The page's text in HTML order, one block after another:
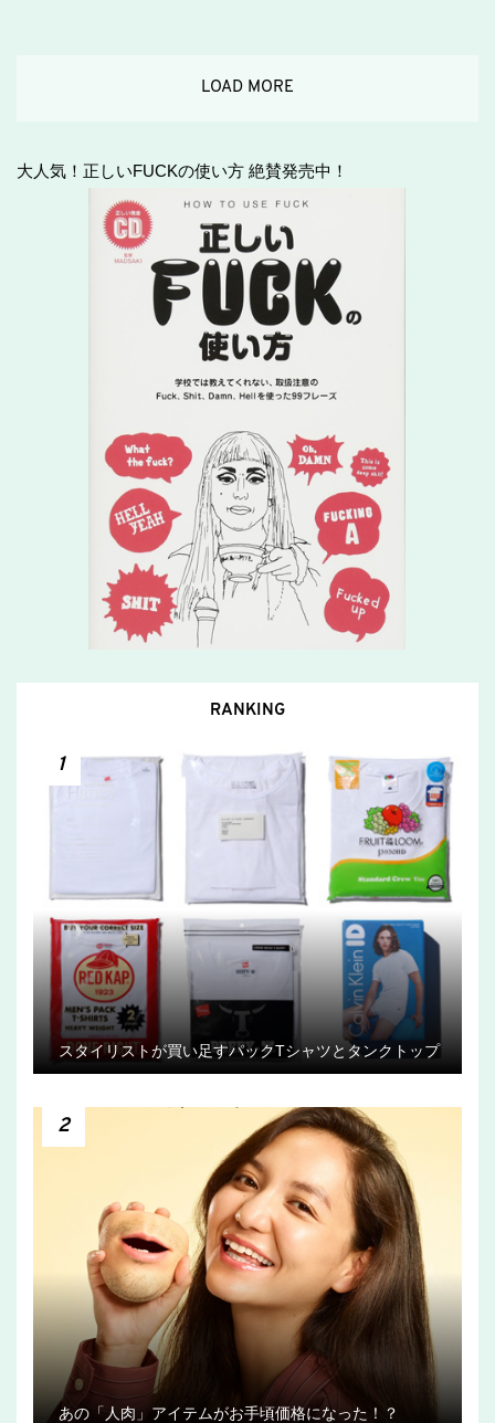
LOAD MORE
大人気！正しいFUCKの使い方 絶賛発売中！
RANKING
1
スタイリストが買い足すパックTシャツとタンクトップ
2
あの「人肉」アイテムがお手頃価格になった！？